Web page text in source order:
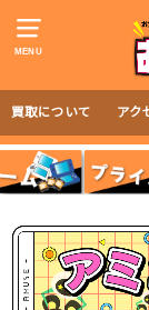
MENU
買取について アク